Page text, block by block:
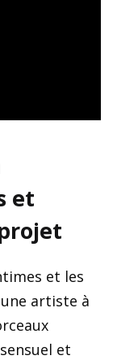
et
et les
artiste à
et